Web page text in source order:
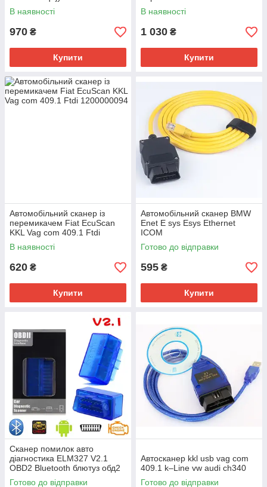
В наявності
970 ₴
Купити
В наявності
1 030 ₴
Купити
Автомобільний сканер із
перемикачем Fiat EcuScan
KKL Vag com 409.1 Ftdi
В наявності
620 ₴
Купити
Автомобільний сканер BMW
Enet E sys Esys Ethernet
ICOM
Готово до відправки
595 ₴
Купити
Сканер помилок авто
діагностика ELM327 V2.1
OBD2 Bluetooth блютуз обд2
Готово до відправки
Автосканер kkl usb vag com
409.1 k–Line vw audi ch340
Готово до відправки